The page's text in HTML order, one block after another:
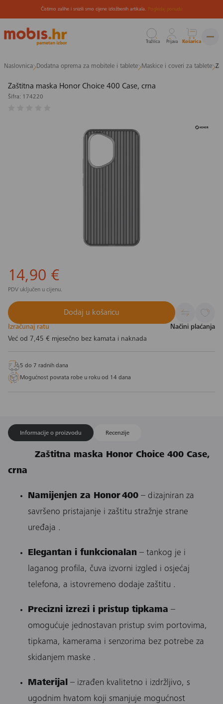
na
sadržaj
Čistimo zalihe i snizili smo cijene izložbenih artikala. Pogledaj ponudu
Tražilica Prijava Košarica
Naslovnica Dodatna oprema za mobitele i tablete Maskice i coveri za tablete
Zaštitna maska Honor Choice 400 Case, crna
Šifra: 174220
14,90 €
PDV uključen u cijenu.
Dodaj u košaricu
Izračunaj ratu
Načini plaćanja
Već od 7,45 € mjesečno bez kamata i naknada
5 do 7 radnih dana
Mogućnost povrata robe u roku od 14 dana
Informacije o proizvodu Recenzije
Zaštitna maska Honor Choice 400 Case,
crna
Namijenjen za Honor 400 – dizajniran za
savršeno pristajanje i zaštitu stražnje strane
uređaja .
Elegantan i funkcionalan – tankog je i
laganog profila, čuva izvorni izgled i osjećaj
telefona, a istovremeno dodaje zaštitu .
Precizni izrezi i pristup tipkama –
omogućuje jednostavan pristup svim portovima,
tipkama, kamerama i senzorima bez potrebe za
skidanjem maske .
Materijal – izrađen kvalitetno i izdržljivo, s
ugodnim hvatom koji smanjuje mogućnost